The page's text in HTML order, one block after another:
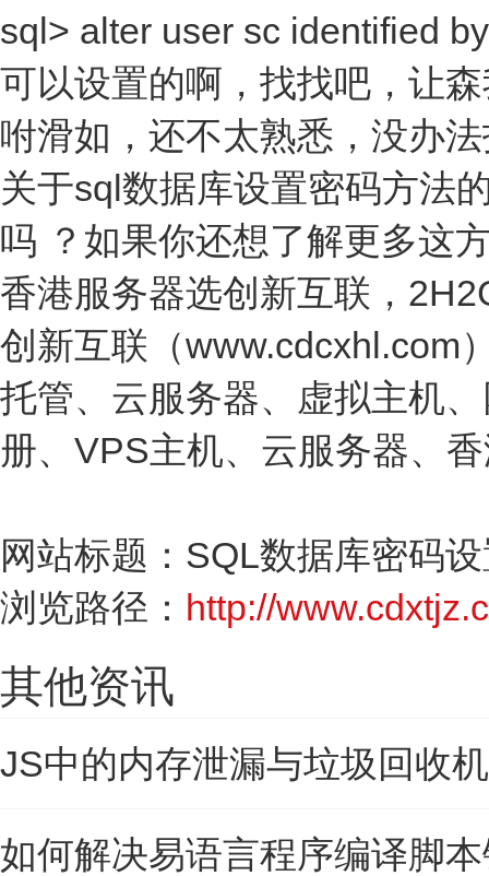
sql> alter user sc identified
可以设置的啊，找找吧，让
咐滑如，还不太熟悉，没办
关于sql数据库设置密码方法
吗 ？如果你还想了解更多这
香港服务器选创新互联，
创新互联（www.cdcxhl.com
托管、云服务器、虚拟主机
册、VPS主机、云服务器、
网站标题：SQL数据库密码
浏览路径： http://
其他资讯
JS中的内存泄漏与垃圾回收
如何解决易语言程序编译脚